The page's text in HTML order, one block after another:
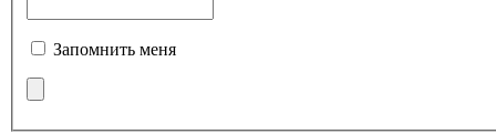
Запомнить меня